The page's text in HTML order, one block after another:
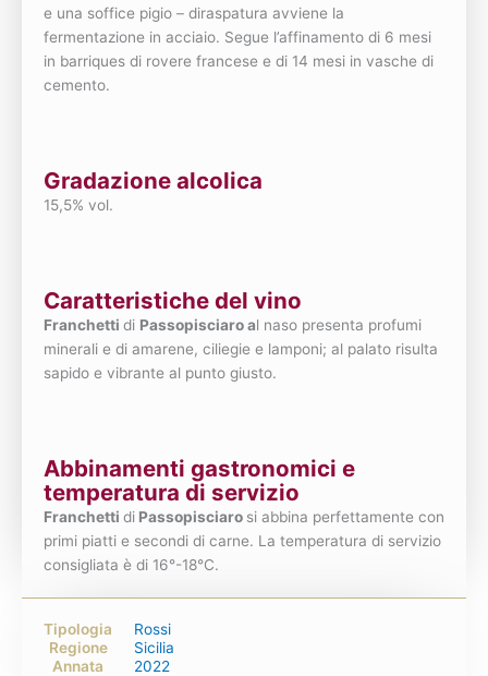
e una soffice pigio – diraspatura avviene la
fermentazione in acciaio. Segue l’affinamento di 6 mesi
in barriques di rovere francese e di 14 mesi in vasche di
cemento.
Gradazione alcolica
15,5% vol.
Caratteristiche del vino
Franchetti di Passopisciaro al naso presenta profumi
minerali e di amarene, ciliegie e lamponi; al palato risulta
sapido e vibrante al punto giusto.
Abbinamenti gastronomici e
temperatura di servizio
Franchetti di Passopisciaro si abbina perfettamente con
primi piatti e secondi di carne. La temperatura di servizio
consigliata è di 16°-18°C.
Tipologia
Rossi
Regione
Sicilia
Annata
2022